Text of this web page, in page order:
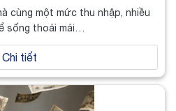
cùng một mức thu nhập, nhiều
sống thoải mái…
Chi tiết